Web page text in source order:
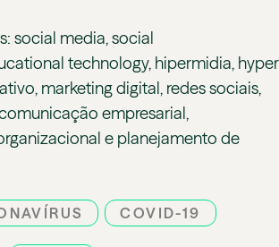
social media, social
technology, hipermidia,
marketing digital, redes sociais,
empresarial,
e planejamento de
COVID-19